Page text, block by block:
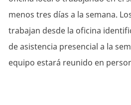
menos tres días a la semana.
trabajan desde la oficina
de asistencia presencial a la
equipo estará reunido en